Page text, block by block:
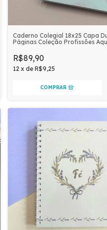
Caderno Colegial 18x25 Capa
Páginas Coleção Profissões
R$89,90
12 x de R$9,25